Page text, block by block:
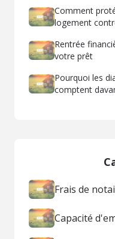
Comment
logement
Rentrée
votre prêt
Pourquoi les
comptent
Frais de
Capacité